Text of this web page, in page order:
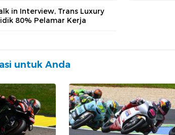
in Interview, Trans Luxury
80% Pelamar Kerja
untuk Anda